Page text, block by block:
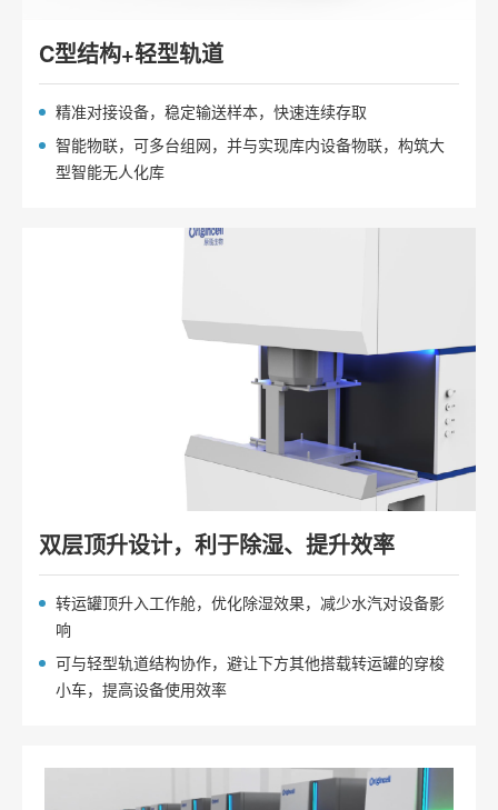
C型结构+轻型轨道
精准对接设备，稳定输送样本，快速连续存取
智能物联，可多台组网，并与实现库内设备物联，构筑大
型智能无人化库
双层顶升设计，利于除湿、提升效率
转运罐顶升入工作舱，优化除湿效果，减少水汽对设备影
响
可与轻型轨道结构协作，避让下方其他搭载转运罐的穿梭
小车，提高设备使用效率